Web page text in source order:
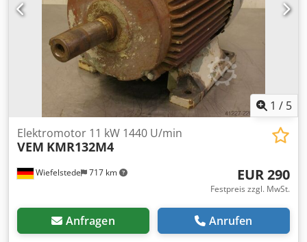
1 / 5
Wiefelstede 717 km
Elektromotor 11 kW 1440 U/min
VEM KMR132M4
EUR 290
Festpreis zzgl. MwSt.
Anfragen Anrufen